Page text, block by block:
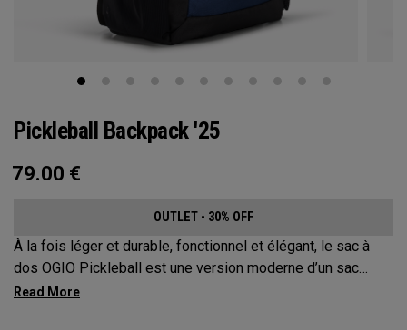
Pickleball Backpack '25
79.00 €
OUTLET - 30% OFF
À la fois léger et durable, fonctionnel et élégant, le sac à
dos OGIO Pickleball est une version moderne d’un sac
classique. Ce sac à dos extrêmement confortable protège